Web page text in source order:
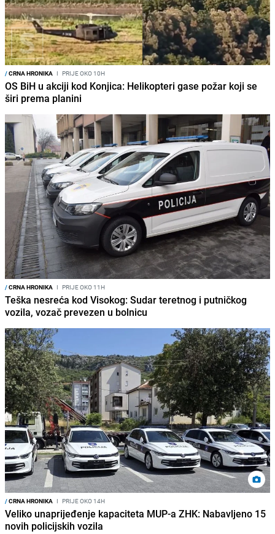
/CRNA HRONIKA I PRIJE OKO 10H
OS BiH u akciji kod Konjica: Helikopteri gase požar koji se
širi prema planini
/CRNA HRONIKA I PRIJE OKO 11H
Teška nesreća kod Visokog: Sudar teretnog i putničkog
vozila, vozač prevezen u bolnicu
/CRNA HRONIKA I PRIJE OKO 14H
Veliko unaprijeđenje kapaciteta MUP-a ZHK: Nabavljeno 15
novih policijskih vozila